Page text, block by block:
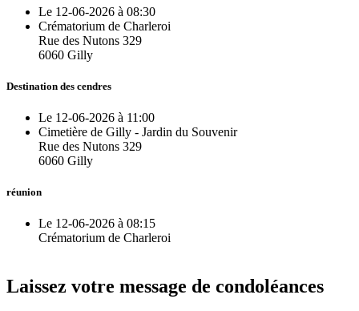
Le 12-06-2026 à 08:30
Crématorium de Charleroi
Rue des Nutons 329
6060 Gilly
Destination des cendres
Le 12-06-2026 à 11:00
Cimetière de Gilly - Jardin du Souvenir
Rue des Nutons 329
6060 Gilly
réunion
Le 12-06-2026 à 08:15
Crématorium de Charleroi
Laissez votre message de condoléances